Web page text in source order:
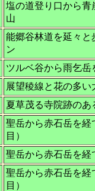
塩の道登り口から青
山
能郷谷林道を延々と
ン
ツルベ谷から雨乞
展望稜線と花の多
夏草茂る寺院跡の
聖岳から赤石岳を経
目）
聖岳から赤石岳を経
聖岳から赤石岳を経
目）